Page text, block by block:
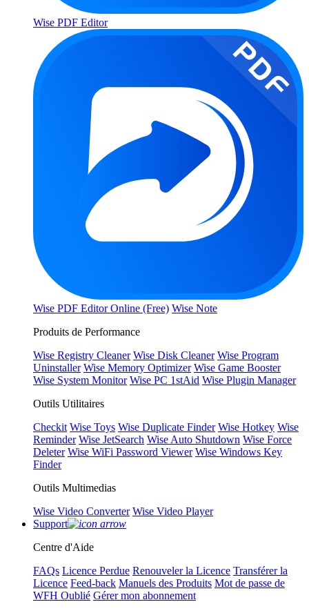
Wise PDF Editor
Wise PDF Editor Online (Free) Wise Note
Produits de Performance
Wise Registry Cleaner Wise Disk Cleaner Wise Program
Uninstaller Wise Memory Optimizer Wise Game Booster
Wise System Monitor Wise PC 1stAid Wise Plugin Manager
Outils Utilitaires
Checkit Wise Toys Wise Duplicate Finder Wise Hotkey Wise
Reminder Wise JetSearch Wise Auto Shutdown Wise Force
Deleter Wise WiFi Password Viewer Wise Windows Key
Finder
Outils Multimedias
Wise Video Converter Wise Video Player
Support
Centre d'Aide
FAQs Licence Perdue Renouveler la Licence Transférer la
Licence Feed-back Manuels des Produits Mot de passe de
WFH Oublié Gérer mon abonnement